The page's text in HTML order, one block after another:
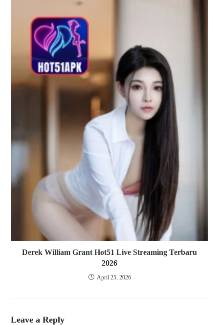
Derek William Grant Hot51 Live Streaming Terbaru
2026
April 25, 2026
Leave a Reply